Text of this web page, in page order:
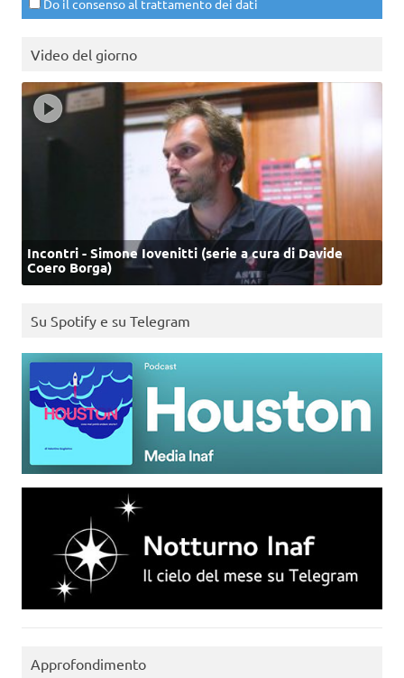
Do il consenso al trattamento dei dati
Video del giorno
Incontri - Simone Iovenitti (serie a cura di Davide
Coero Borga)
Su Spotify e su Telegram
Approfondimento